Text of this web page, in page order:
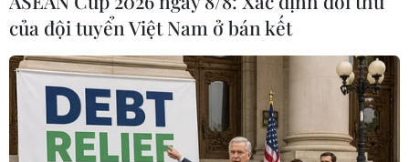
TIN LIÊN QUAN
của đội tuyển Việt Nam ở bán kết